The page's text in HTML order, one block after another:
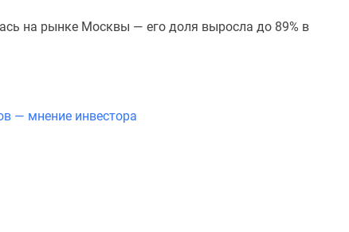
на рынке Москвы — его доля выросла до 89% в
— мнение инвестора